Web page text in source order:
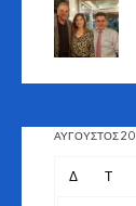
ΑΎΓΟΥΣΤΟΣ
Δ Τ